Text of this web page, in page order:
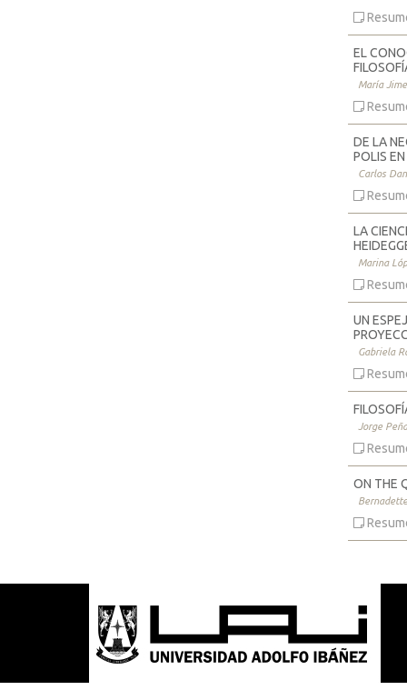
EL
María
DE LA
POLIS
Carlos
LA
Marina
UN
Gabriela
Jorge
ON THE